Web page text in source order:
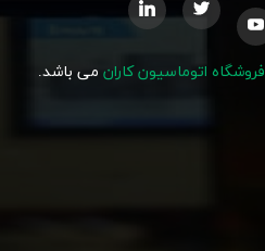
فروشگاه اتوماسیون کاران می باشد.